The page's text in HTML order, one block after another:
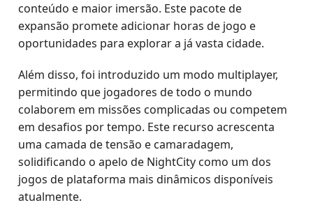
conteúdo e maior imersão. Este pacote de
expansão promete adicionar horas de jogo e
oportunidades para explorar a já vasta cidade.
Além disso, foi introduzido um modo multiplayer,
permitindo que jogadores de todo o mundo
colaborem em missões complicadas ou competem
em desafios por tempo. Este recurso acrescenta
uma camada de tensão e camaradagem,
solidificando o apelo de NightCity como um dos
jogos de plataforma mais dinâmicos disponíveis
atualmente.